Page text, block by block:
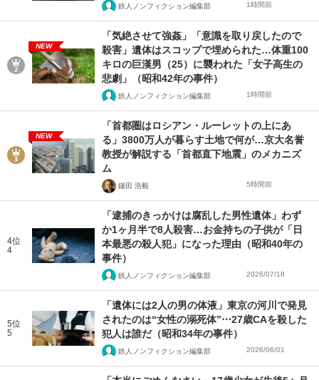
鉄人ノンフィクション編集部 1時間前
NEW
「気絶させて強姦」「意識を取り戻したので
殺害」遺体はスコップで埋められた…体重100
キロの巨漢男（25）に襲われた「女子高生の
悲劇」（昭和42年の事件）
鉄人ノンフィクション編集部 1時間前
NEW
「首都圏はロシアン・ルーレットの上にあ
る」3800万人が暮らす土地で何が…京大名誉
教授が解説する「首都直下地震」のメカニズ
ム
鎌田 浩毅 5時間前
4位
4
「逮捕のきっかけは腐乱した男性遺体」わず
か1ヶ月半で8人殺害…お金持ちの子供が「日
本最悪の殺人犯」になった理由（昭和40年の
事件）
鉄人ノンフィクション編集部 2026/07/18
5位
5
「遺体には2人の男の体液」東京の河川で発見
されたのは“女性の溺死体”⋯27歳CAを殺した
犯人は誰だ（昭和34年の事件）
鉄人ノンフィクション編集部 2026/06/01